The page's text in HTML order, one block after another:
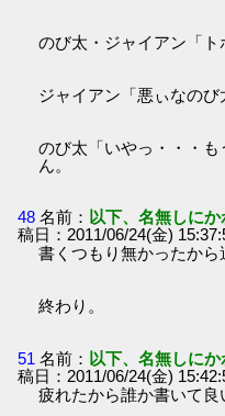
のび太・ジャイアン「ト
ジャイアン「悪ぃなのび
のび太「いやっ・・・
ん。
48 名前： 以下、名無しに
稿日：2011/06/24(金)
書くつもり無かったから
終わり。
51 名前： 以下、名無しに
稿日：2011/06/24(金)
疲れたから誰か書いて良